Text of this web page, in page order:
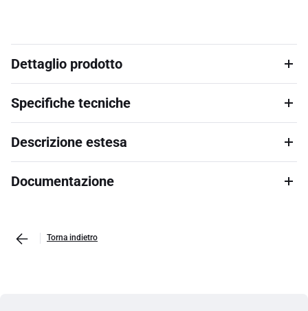
Dettaglio prodotto
Specifiche tecniche
Descrizione estesa
Documentazione
Torna indietro